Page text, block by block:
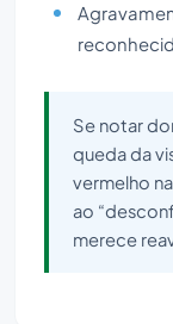
Se notar
queda da
vermelho
ao
merece